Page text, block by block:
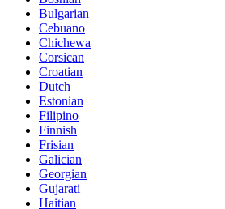
Bulgarian
Cebuano
Chichewa
Corsican
Croatian
Dutch
Estonian
Filipino
Finnish
Frisian
Galician
Georgian
Gujarati
Haitian